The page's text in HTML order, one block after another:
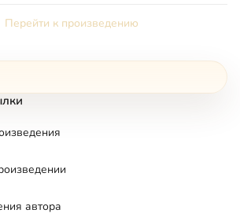
Перейти к произведению
автора